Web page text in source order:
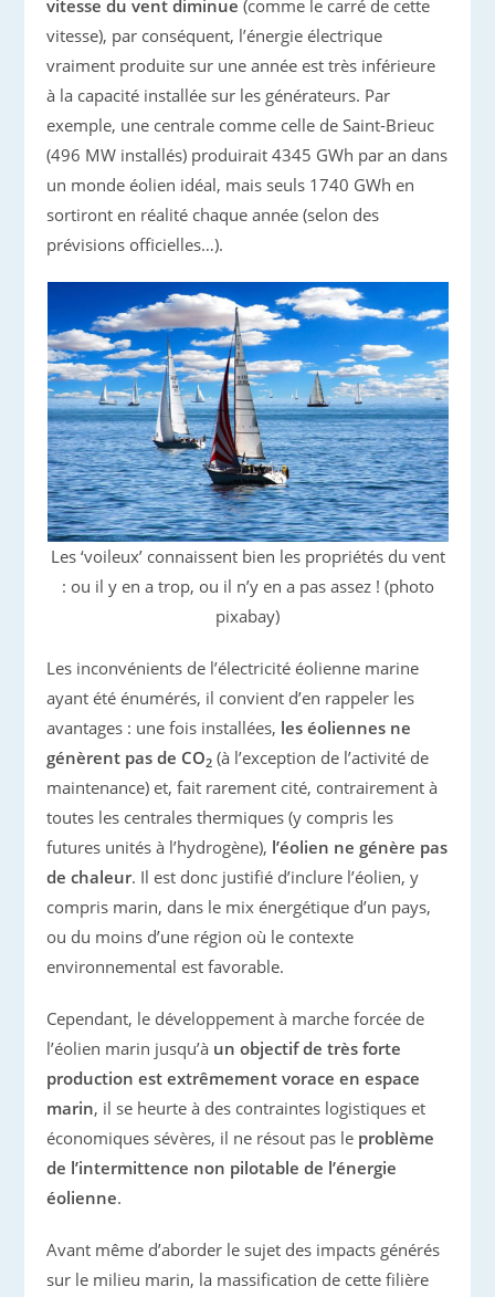
vitesse du vent diminue (comme le carré de cette
vitesse), par conséquent, l’énergie électrique
vraiment produite sur une année est très inférieure
à la capacité installée sur les générateurs. Par
exemple, une centrale comme celle de Saint-Brieuc
(496 MW installés) produirait 4345 GWh par an dans
un monde éolien idéal, mais seuls 1740 GWh en
sortiront en réalité chaque année (selon des
prévisions officielles…).
Les ‘voileux’ connaissent bien les propriétés du vent
: ou il y en a trop, ou il n’y en a pas assez ! (photo
pixabay)
Les inconvénients de l’électricité éolienne marine
ayant été énumérés, il convient d’en rappeler les
avantages : une fois installées, les éoliennes ne
génèrent pas de CO2 (à l’exception de l’activité de
maintenance) et, fait rarement cité, contrairement à
toutes les centrales thermiques (y compris les
futures unités à l’hydrogène), l’éolien ne génère pas
de chaleur. Il est donc justifié d’inclure l’éolien, y
compris marin, dans le mix énergétique d’un pays,
ou du moins d’une région où le contexte
environnemental est favorable.
Cependant, le développement à marche forcée de
l’éolien marin jusqu’à un objectif de très forte
production est extrêmement vorace en espace
marin, il se heurte à des contraintes logistiques et
économiques sévères, il ne résout pas le problème
de l’intermittence non pilotable de l’énergie
éolienne.
Avant même d’aborder le sujet des impacts générés
sur le milieu marin, la massification de cette filière